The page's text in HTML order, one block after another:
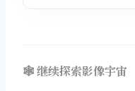
🕸️ 继续探索影像宇宙